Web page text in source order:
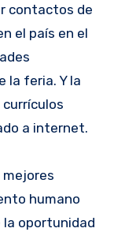
contactos de
el país en el
la feria. Y la
a internet.
mejores
humano
la oportunidad